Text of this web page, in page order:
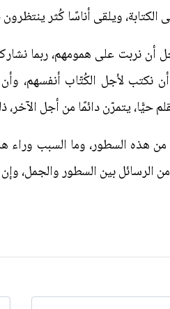
الكتابة، ويلقى أناسًا كُثر
أن نربت على همومهم، ربما
نكتب لأجل الكُتّاب أنفسهم،
حيًّا، يتمرّن دائمًا من أجل
هذه السطور، وما السبب وراء
بين السطور والجمل، وإن